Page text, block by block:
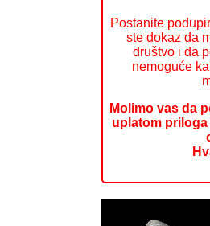
Postanite
ste dokaz da
društvo i da
nemoguće
Molimo vas da
uplatom